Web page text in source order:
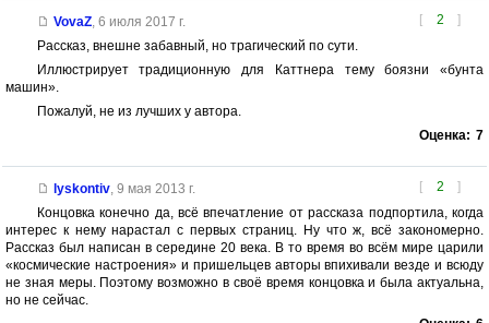
[ 2 ]
VovaZ, 6 июля 2017 г.
Рассказ, внешне забавный, но трагический по сути.
Иллюстрирует традиционную для Каттнера тему боязни «бунта
машин».
Пожалуй, не из лучших у автора.
Оценка: 7
[ 2 ]
lyskontiv, 9 мая 2013 г.
Концовка конечно да, всё впечатление от рассказа подпортила, когда
интерес к нему нарастал с первых страниц. Ну что ж, всё закономерно.
Рассказ был написан в середине 20 века. В то время во всём мире царили
«космические настроения» и пришельцев авторы впихивали везде и всюду
не зная меры. Поэтому возможно в своё время концовка и была актуальна,
но не сейчас.